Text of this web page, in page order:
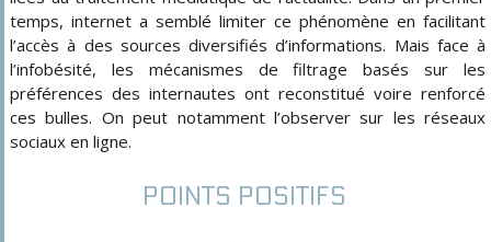
temps, internet a semblé limiter ce phénomène en facilitant
l’accès à des sources diversifiés d’informations. Mais face à
l’infobésité, les mécanismes de filtrage basés sur les
préférences des internautes ont reconstitué voire renforcé
ces bulles. On peut notamment l’observer sur les réseaux
sociaux en ligne.
POINTS POSITIFS